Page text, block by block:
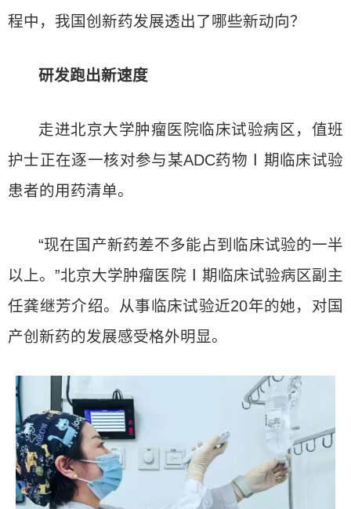
程中，我国创新药发展透出了哪些新动向？
研发跑出新速度
走进北京大学肿瘤医院临床试验病区，值班
护士正在逐一核对参与某ADC药物Ⅰ期临床试验
患者的用药清单。
“现在国产新药差不多能占到临床试验的一半
以上。”北京大学肿瘤医院Ⅰ期临床试验病区副主
任龚继芳介绍。从事临床试验近20年的她，对国
产创新药的发展感受格外明显。